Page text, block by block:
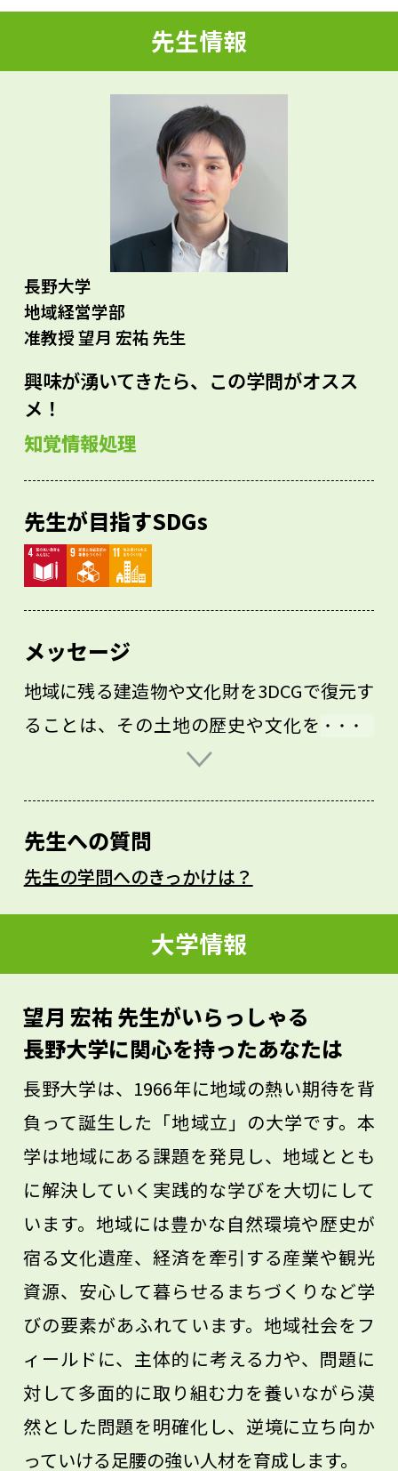
e
o
先生情報
長野大学
地域経営学部
准教授 望月 宏祐 先生
興味が湧いてきたら、この学問がオスス
メ！
知覚情報処理
先生が目指すSDGs
メッセージ
地域に残る建造物や文化財を3DCGで復元す
ることは、その土地の歴史や文化を知り、
守ることに直結しています。CG、VR、ITの
育といった場面でどう生かせるかを一緒に
考えてみませんか。自分の手で復元した建
造物が目の前にリアルな姿で現れる瞬間
は、きっと大きな喜びを感じるはずです。
自分たちの取り組みが地域の歴史と文化を
やりがいに満ちた、そして楽しい研究で
す。
先生への質問
先生の学問へのきっかけは？
大学情報
望月 宏祐 先生がいらっしゃる
長野大学に関心を持ったあなたは
長野大学は、1966年に地域の熱い期待を背
負って誕生した「地域立」の大学です。本
学は地域にある課題を発見し、地域ととも
に解決していく実践的な学びを大切にして
います。地域には豊かな自然環境や歴史が
宿る文化遺産、経済を牽引する産業や観光
資源、安心して暮らせるまちづくりなど学
びの要素があふれています。地域社会をフ
ィールドに、主体的に考える力や、問題に
対して多面的に取り組む力を養いながら漠
然とした問題を明確化し、逆境に立ち向か
っていける足腰の強い人材を育成します。